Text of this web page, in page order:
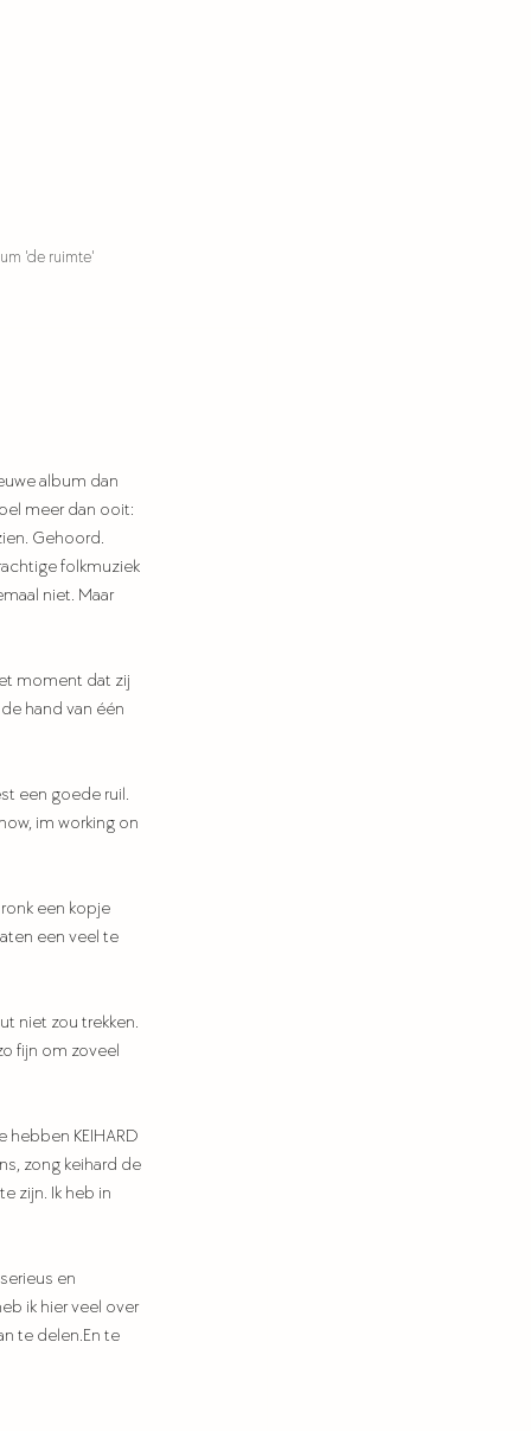
'de ruimte'
album dan
meer dan ooit:
Gehoord.
folkmuziek
niet. Maar
moment dat zij
hand van één
een goede ruil.
im working on
een kopje
een veel te
niet zou trekken.
fijn om zoveel
KEIHARD
zong keihard de
zijn. Ik heb in
en
ik hier veel over
te delen.En te